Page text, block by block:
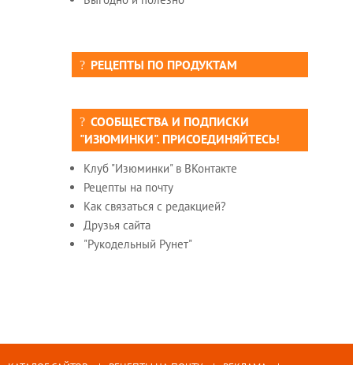
РЕЦЕПТЫ ПО ПРОДУКТАМ
СООБЩЕСТВА И ПОДПИСКИ
"ИЗЮМИНКИ". ПРИСОЕДИНЯЙТЕСЬ!
Клуб "Изюминки" в ВКонтакте
Рецепты на почту
Как связаться с редакцией?
Друзья сайта
"Рукодельный Рунет"